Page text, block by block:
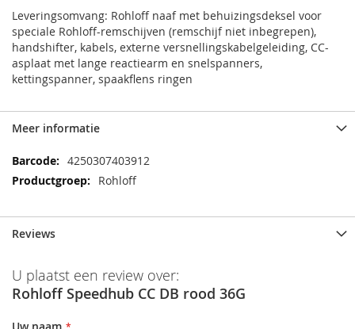
Leveringsomvang: Rohloff naaf met behuizingsdeksel voor
speciale Rohloff-remschijven (remschijf niet inbegrepen),
handshifter, kabels, externe versnellingskabelgeleiding, CC-
asplaat met lange reactiearm en snelspanners,
kettingspanner, spaakflens ringen
Meer informatie
Meer
informatie
4250307403912
Rohloff
Reviews
U plaatst een review over:
Rohloff Speedhub CC DB rood 36G